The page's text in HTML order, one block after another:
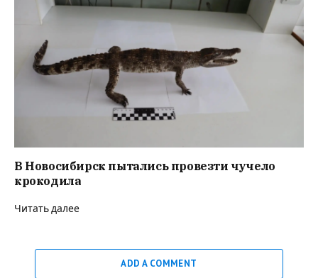
В Новосибирск пытались провезти чучело
крокодила
Читать далее
ADD A COMMENT